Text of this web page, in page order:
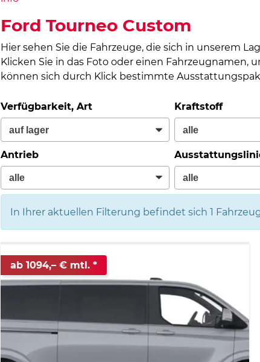
Ford Tourneo Custom
Hier sehen Sie die Fahrzeuge, die sich in unserem
Klicken Sie in das Foto oder einen Fahrzeugnamen,
können sich durch Klick bestimmte
Verfügbarkeit, Art Kraftstoff
Antrieb
In Ihrer aktuellen Filterung befindet sich 1
ab 1094,– € mtl.